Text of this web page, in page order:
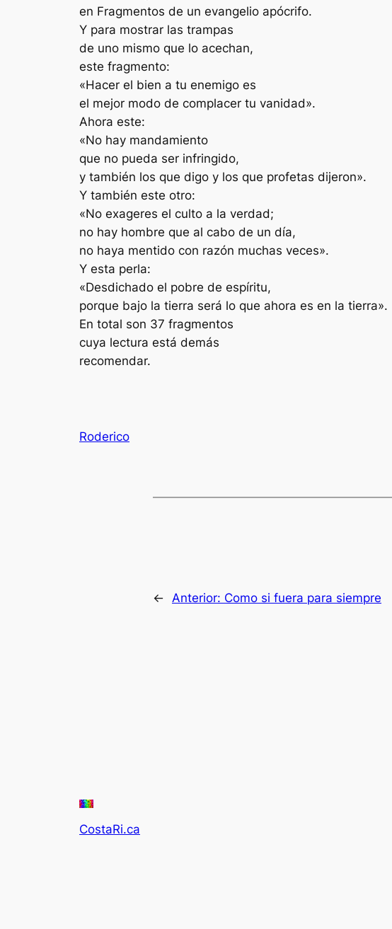
en Fragmentos de un evangelio apócrifo.
Y para mostrar las trampas
de uno mismo que lo acechan,
este fragmento:
«Hacer el bien a tu enemigo es
el mejor modo de complacer tu vanidad».
Ahora este:
«No hay mandamiento
que no pueda ser infringido,
y también los que digo y los que profetas dijeron».
Y también este otro:
«No exageres el culto a la verdad;
no hay hombre que al cabo de un día,
no haya mentido con razón muchas veces».
Y esta perla:
«Desdichado el pobre de espíritu,
porque bajo la tierra será lo que ahora es en la tierra».
En total son 37 fragmentos
cuya lectura está demás
recomendar.
Roderico
← Anterior: Como si fuera para siempre
CostaRi.ca